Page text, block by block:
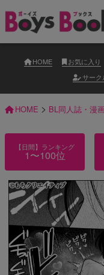
HOME お気に入り
サーク
HOME > BL同人誌・漫
【日間】ランキング
1〜100位